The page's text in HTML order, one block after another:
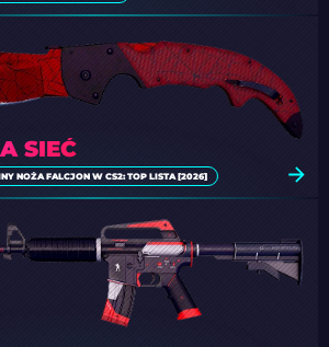
SIEĆ
NOŻA FALCJON W CS2: TOP LISTA [2026]